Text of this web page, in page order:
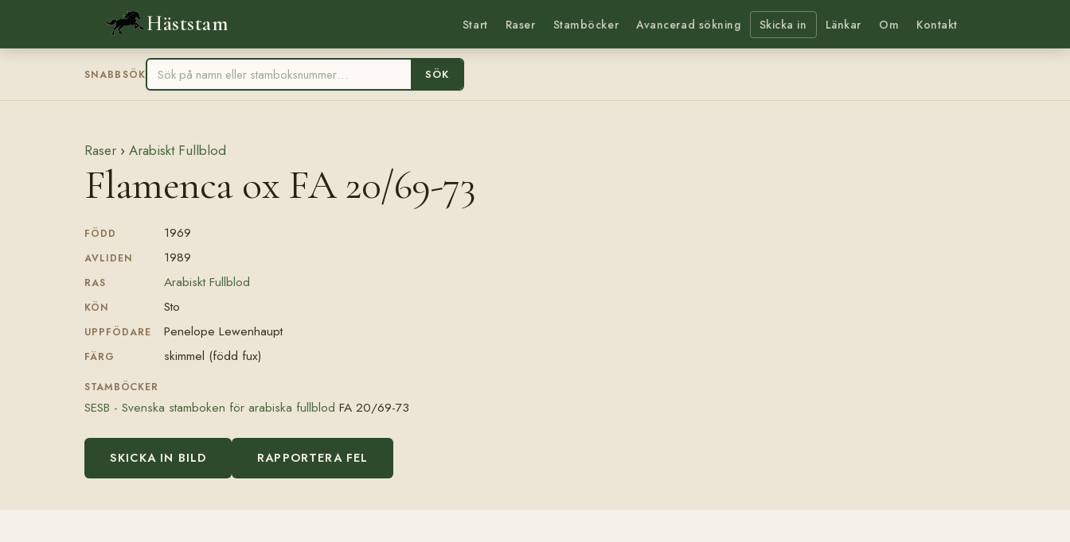
Häststam Start Raser Stamböcker Avancerad sökning Skicka in Länkar Om Kontakt
SNABBSÖK SÖK
Raser › Arabiskt Fullblod
Flamenca ox FA 20/69-73
FÖDD 1969
AVLIDEN 1989
RAS Arabiskt Fullblod
KÖN Sto
UPPFÖDARE Penelope Lewenhaupt
FÄRG skimmel (född fux)
STAMBÖCKER
SESB - Svenska stamboken för arabiska fullblod FA 20/69-73
SKICKA IN BILD RAPPORTERA FEL